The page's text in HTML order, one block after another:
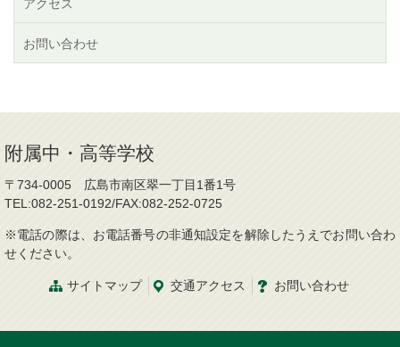
アクセス
お問い合わせ
附属中・高等学校
〒734-0005 広島市南区翠一丁目1番1号
TEL:082-251-0192/FAX:082-252-0725
※電話の際は、お電話番号の非通知設定を解除したうえでお問い合わ
せください。
サイトマップ 交通アクセス お問い合わせ